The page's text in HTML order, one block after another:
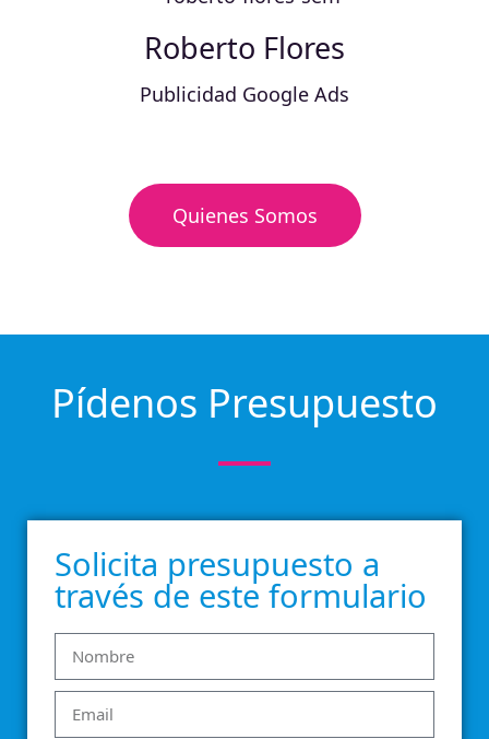
Roberto Flores
Publicidad Google Ads
Quienes Somos
Pídenos Presupuesto
Solicita presupuesto a
través de este formulario